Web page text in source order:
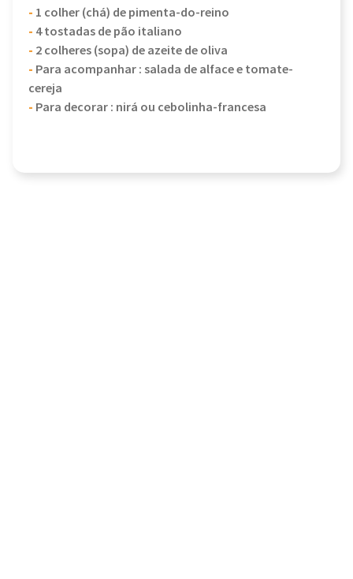
- 1 colher (chá) de pimenta-do-reino
- 4 tostadas de pão italiano
- 2 colheres (sopa) de azeite de oliva
- Para acompanhar : salada de alface e tomate-
cereja
- Para decorar : nirá ou cebolinha-francesa